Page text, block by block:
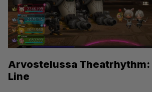
Arvostelussa Theatrhythm:
Line